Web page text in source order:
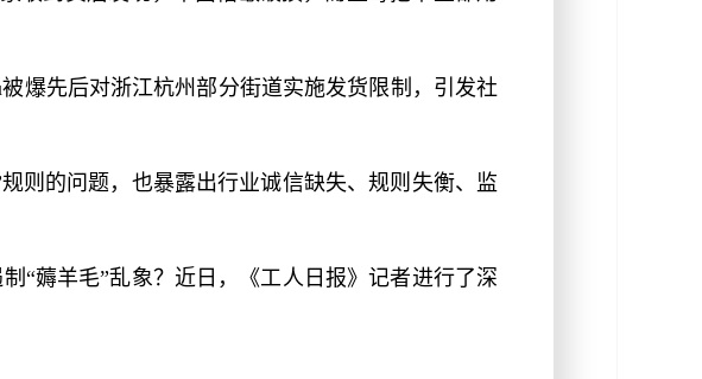
爆先后对浙江杭州部分街道实施发货限制，引发社
则的问题，也暴露出行业诚信缺失、规则失衡、监
“薅羊毛”乱象？近日，《工人日报》记者进行了深